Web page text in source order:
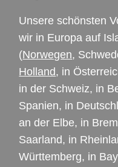
Unsere schönsten
wir in Europa auf
(Norwegen,
Holland, in
in der Schweiz, in
Spanien, in
an der Elbe, in
Saarland, in
Württemberg, in